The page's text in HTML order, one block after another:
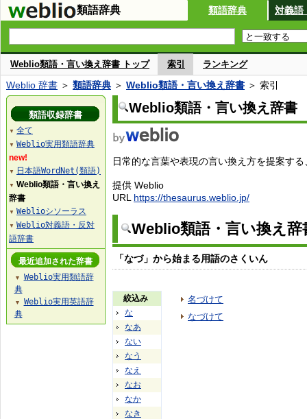
類語辞典 類語辞典 対義語
Weblio類語・言い換え辞書 トップ 索引 ランキング
Weblio 辞書 ＞ 類語辞典 ＞ Weblio類語・言い換え辞書 ＞ 索引
Weblio類語・言い換え辞書
日常的な言葉や表現の言い換え方を提案す
提供 Weblio
URL https://thesaurus.weblio.jp/
Weblio類語・言い換え
「なづ」から始まる用語のさくいん
絞込み
な
なあ
ない
なう
なえ
なお
なか
なき
名づけて
なづけて
類語収録辞書
▼ 全て
▼ Weblio実用類語辞典
new!
▼ 日本語WordNet(類語)
▼ Weblio類語・言い換え
辞書
▼ Weblioシソーラス
▼ Weblio対義語・反対
語辞書
最近追加された辞書
▼
Weblio実用類語辞
典
▼
Weblio実用英語辞
典